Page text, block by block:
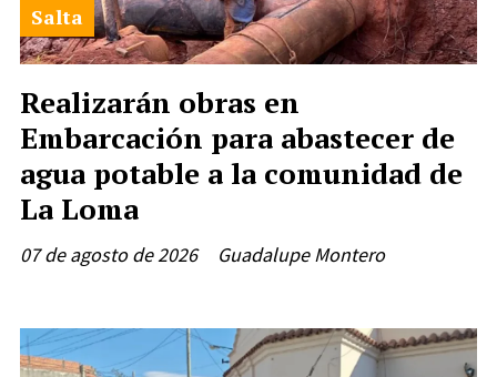
Realizarán obras en
Embarcación para abastecer de
agua potable a la comunidad de
La Loma
Guadalupe Montero
Salta
07 de agosto de 2026